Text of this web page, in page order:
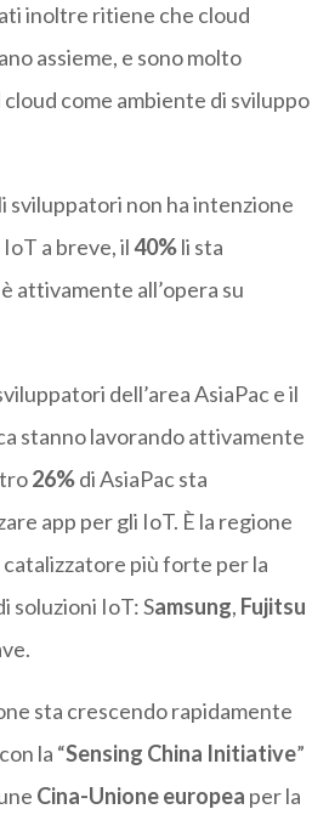
inoltre ritiene che cloud
assieme, e sono molto
come ambiente di sviluppo
sviluppatori non ha intenzione
a breve, il40%li sta
attivamente all’opera su
dell’area AsiaPac e il
stanno lavorando attivamente
26%di AsiaPac sta
app per gli IoT. È la regione
più forte per la
soluzioni IoT: Samsung, Fujitsu
sta crescendo rapidamente
la “Sensing China Initiative”
Cina-Unione europea per la